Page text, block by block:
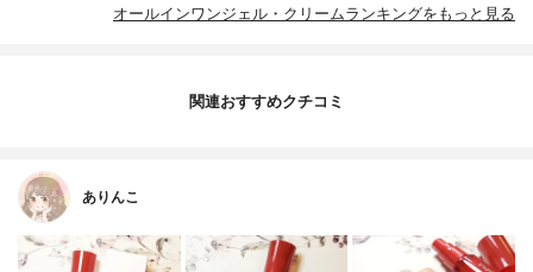
オールインワンジェル・クリームランキングをもっと見る
関連おすすめクチコミ
ありんこ